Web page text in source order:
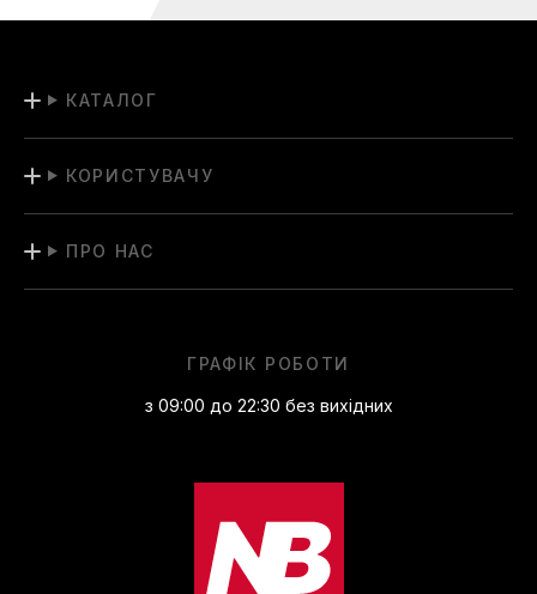
КАТАЛОГ
КОРИСТУВАЧУ
ПРО НАС
ГРАФІК РОБОТИ
з 09:00 до 22:30 без вихідних